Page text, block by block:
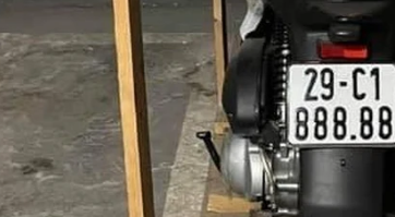
ĐA CHIỀU
Quan điểm
INFOCUS